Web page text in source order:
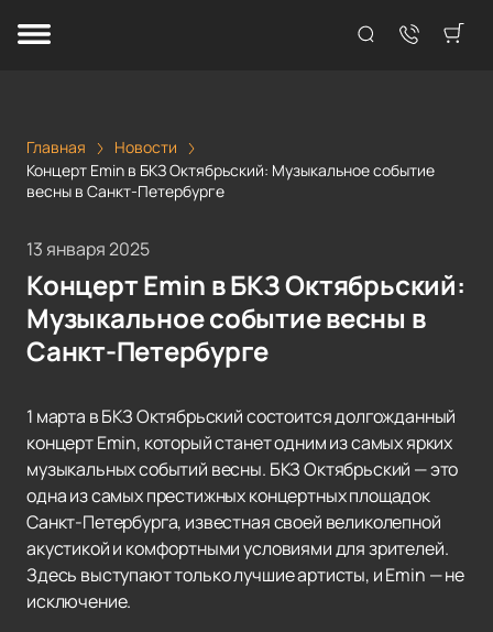
Главная
Новости
Концерт Emin в БКЗ Октябрьский: Музыкальное событие
весны в Санкт-Петербурге
13 января 2025
Концерт Emin в БКЗ Октябрьский:
Музыкальное событие весны в
Санкт-Петербурге
1 марта в БКЗ Октябрьский состоится долгожданный
концерт Emin, который станет одним из самых ярких
музыкальных событий весны. БКЗ Октябрьский — это
одна из самых престижных концертных площадок
Санкт-Петербурга, известная своей великолепной
акустикой и комфортными условиями для зрителей.
Здесь выступают только лучшие артисты, и Emin — не
исключение.